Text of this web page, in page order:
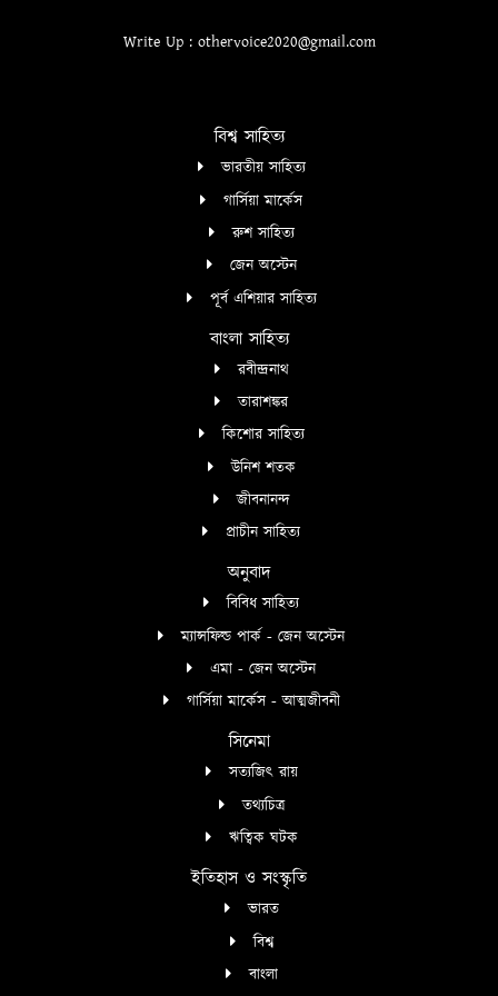
Write Up : othervoice2020@gmail.com
বিশ্ব সাহিত্য
ভারতীয় সাহিত্য
গার্সিয়া মার্কেস
রুশ সাহিত্য
জেন অস্টেন
পূর্ব এশিয়ার সাহিত্য
বাংলা সাহিত্য
রবীন্দ্রনাথ
তারাশঙ্কর
কিশোর সাহিত্য
উনিশ শতক
জীবনানন্দ
প্রাচীন সাহিত্য
অনুবাদ
বিবিধ সাহিত্য
ম্যান্সফিল্ড পার্ক - জেন অস্টেন
এমা - জেন অস্টেন
গার্সিয়া মার্কেস - আত্মজীবনী
সিনেমা
সত্যজিৎ রায়
তথ্যচিত্র
ঋত্বিক ঘটক
ইতিহাস ও সংস্কৃতি
ভারত
বিশ্ব
বাংলা